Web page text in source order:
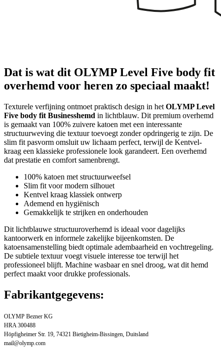
Dat is wat dit OLYMP Level Five body fit
overhemd voor heren zo speciaal maakt!
Texturele verfijning ontmoet praktisch design in het OLYMP Level
Five body fit Businesshemd in lichtblauw. Dit premium overhemd
is gemaakt van 100% zuivere katoen met een interessante
structuurweving die textuur toevoegt zonder opdringerig te zijn. De
slim fit pasvorm omsluit uw lichaam perfect, terwijl de Kentvel-
kraag een klassieke professionele look garandeert. Een overhemd
dat prestatie en comfort samenbrengt.
100% katoen met structuurweefsel
Slim fit voor modern silhouet
Kentvel kraag klassiek ontwerp
Ademend en hygiënisch
Gemakkelijk te strijken en onderhouden
Dit lichtblauwe structuuroverhemd is ideaal voor dagelijks
kantoorwerk en informele zakelijke bijeenkomsten. De
katoensamenstelling biedt optimale adembaarheid en vochtregeling.
De subtiele textuur voegt visuele interesse toe terwijl het
professioneel blijft. Machine wasbaar en snel droog, wat dit hemd
perfect maakt voor drukke professionals.
Fabrikantgegevens:
OLYMP Bezner KG
HRA 300488
Höpfigheimer Str. 19, 74321 Bietigheim-Bissingen, Duitsland
mail@olymp.com